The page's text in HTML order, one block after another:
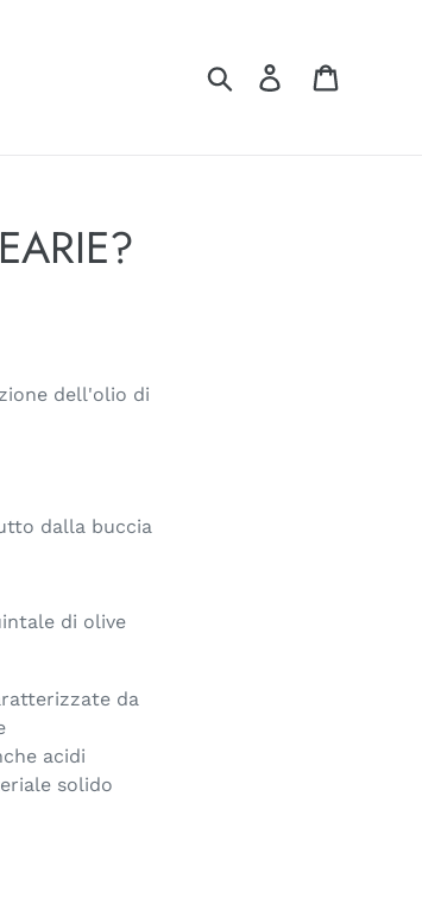
Cerca Accedi
dell'olio di
dalla buccia
di olive
da
acidi
solido